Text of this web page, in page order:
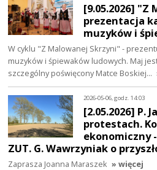
[9.05.2026] "Z
prezentacja
muzyków i
W cyklu "Z Malowanej Skrzyni" -
muzyków i śpiewaków ludowych. Maj
szczególny poświęcony Matce Boskiej…
2026-05-06, godz. 14:03
[2.05.2026] P.
protestach.
ekonomiczny
ZUT. G. Wawrzyniak o
Zaprasza Joanna Maraszek » więcej